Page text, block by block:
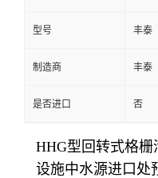
型号 丰泰
制造商 丰泰
是否进口 否
HHG型回转式格
设施中水源进口处